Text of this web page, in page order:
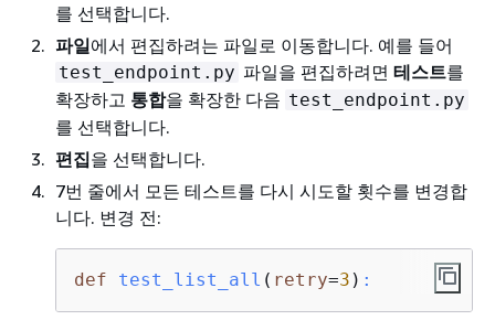
를 선택합니다.
파일에서 편집하려는 파일로 이동합니다. 예를 들어
test_endpoint.py 파일을 편집하려면 테스트를
확장하고 통합을 확장한 다음 test_endpoint.py
를 선택합니다.
편집을 선택합니다.
7번 줄에서 모든 테스트를 다시 시도할 횟수를 변경합
니다. 변경 전:
def test_list_all ( retry=3 ) :